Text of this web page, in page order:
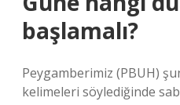
başlamalı?
Peygamberimiz (PBUH)
kelimeleri söylediğinde